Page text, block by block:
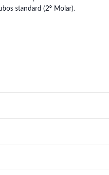
standard (2º Molar).